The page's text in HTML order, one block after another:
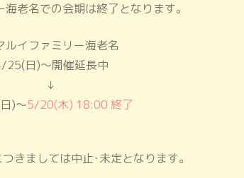
くりくり の おめめ。もこもこ の おてて。
老名での会期は終了となります。
イファミリー海老名
25(日)～開催延長中
↓
)～5/20(木) 18:00 終了
きましては中止･未定となります。